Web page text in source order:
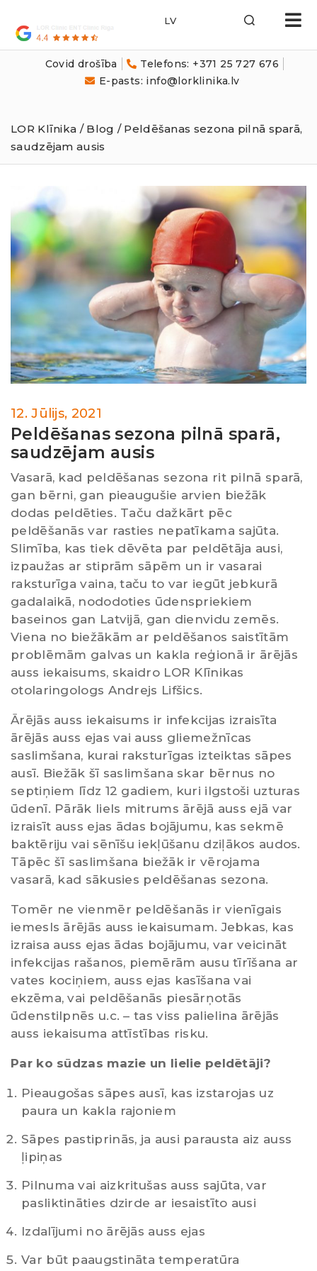
Covid drošība
Telefons: +371 25 727 676
E-pasts: info@lorklinika.lv
LOR
Klīnika
LOR Klīnika / Blog / Peldēšanas sezona pilnā sparā,
saudzējam ausis
12. Jūlijs, 2021
Peldēšanas sezona pilnā sparā,
saudzējam ausis
Vasarā, kad peldēšanas sezona rit pilnā sparā,
gan bērni, gan pieaugušie arvien biežāk
dodas peldēties. Taču dažkārt pēc
peldēšanās var rasties nepatīkama sajūta.
Slimība, kas tiek dēvēta par peldētāja ausi,
izpaužas ar stiprām sāpēm un ir vasarai
raksturīga vaina, taču to var iegūt jebkurā
gadalaikā, nododoties ūdenspriekiem
baseinos gan Latvijā, gan dienvidu zemēs.
Viena no biežākām ar peldēšanos saistītām
problēmām galvas un kakla reģionā ir ārējās
auss iekaisums, skaidro LOR Klīnikas
otolaringologs Andrejs Lifšics.
Ārējās auss iekaisums ir infekcijas izraisīta
ārējās auss ejas vai auss gliemežnīcas
saslimšana, kurai raksturīgas izteiktas sāpes
ausī. Biežāk šī saslimšana skar bērnus no
septiņiem līdz 12 gadiem, kuri ilgstoši uzturas
ūdenī. Pārāk liels mitrums ārējā auss ejā var
izraisīt auss ejas ādas bojājumu, kas sekmē
baktēriju vai sēnīšu iekļūšanu dziļākos audos.
Tāpēc šī saslimšana biežāk ir vērojama
vasarā, kad sākusies peldēšanas sezona.
Tomēr ne vienmēr peldēšanās ir vienīgais
iemesls ārējās auss iekaisumam. Jebkas, kas
izraisa auss ejas ādas bojājumu, var veicināt
infekcijas rašanos, piemērām ausu tīrīšana ar
vates kociņiem, auss ejas kasīšana vai
ekzēma, vai peldēšanās piesārņotās
ūdenstilpnēs u.c. – tas viss palielina ārējās
auss iekaisuma attīstības risku.
Par ko sūdzas mazie un lielie peldētāji?
Pieaugošas sāpes ausī, kas izstarojas uz
paura un kakla rajoniem
Sāpes pastiprinās, ja ausi parausta aiz auss
ļipiņas
Pilnuma vai aizkritušas auss sajūta, var
pasliktināties dzirde ar iesaistīto ausi
Izdalījumi no ārējās auss ejas
Var būt paaugstināta temperatūra